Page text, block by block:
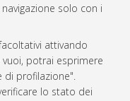
solo con i
attivando
potrai esprimere
di profilazione".
lo stato dei
7 20:35:01 2026 CEST